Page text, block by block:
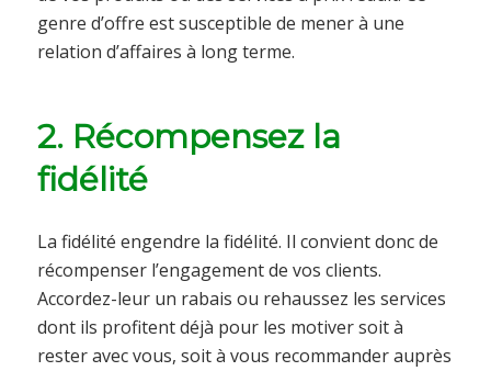
genre d’offre est susceptible de mener à une
relation d’affaires à long terme.
2. Récompensez la
fidélité
La fidélité engendre la fidélité. Il convient donc de
récompenser l’engagement de vos clients.
Accordez-leur un rabais ou rehaussez les services
dont ils profitent déjà pour les motiver soit à
rester avec vous, soit à vous recommander auprès